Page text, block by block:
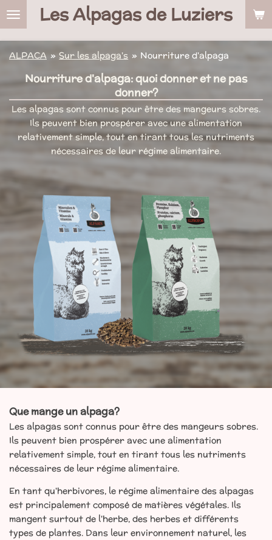
Ga
naar
de
Les Alpagas de Luziers
ALPACA » Sur les alpaga's » Nourriture d'alpaga
Nourriture d'alpaga: quoi donner et ne pas
donner?
Les alpagas sont connus pour être des mangeurs sobres.
Ils peuvent bien prospérer avec une alimentation
relativement simple, tout en tirant tous les nutriments
nécessaires de leur régime alimentaire.
Que mange un alpaga?
Les alpagas sont connus pour être des mangeurs sobres.
Ils peuvent bien prospérer avec une alimentation
relativement simple, tout en tirant tous les nutriments
nécessaires de leur régime alimentaire.
En tant qu'herbivores, le régime alimentaire des alpagas
est principalement composé de matières végétales. Ils
mangent surtout de l'herbe, des herbes et différents
types de plantes. Dans leur environnement naturel, les